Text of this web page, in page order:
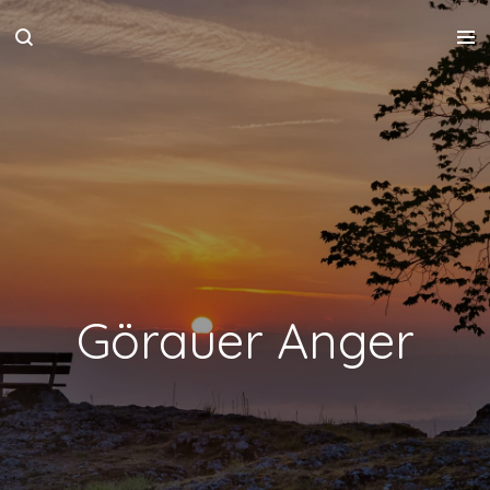
Zum
Hauptinhalt
Görauer Anger